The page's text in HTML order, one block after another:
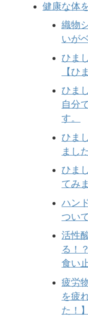
健康な体
織物
いが
ひま
【ひ
ひま
自分
す。
ひま
まし
ひま
てみ
ハン
つい
活性
る！
食い
疲労
を疲
た！】